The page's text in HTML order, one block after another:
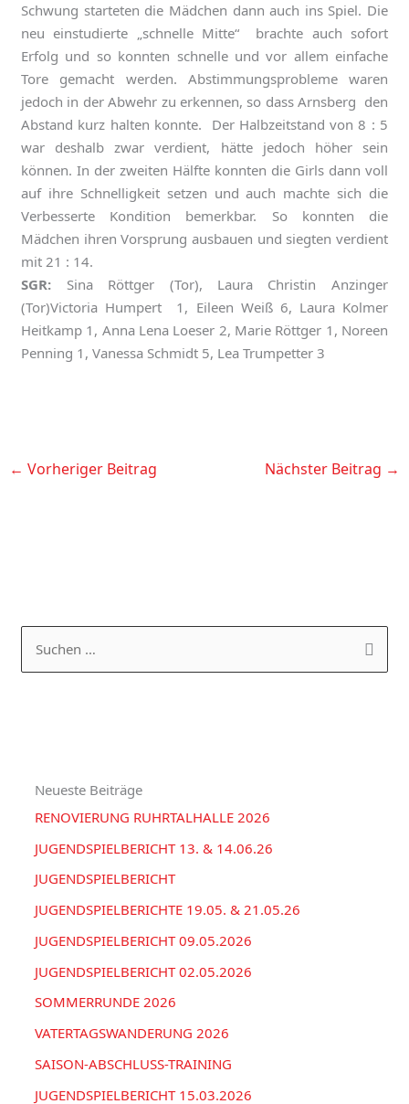
Schwung starteten die Mädchen dann auch ins Spiel. Die
neu einstudierte „schnelle Mitte“ brachte auch sofort
Erfolg und so konnten schnelle und vor allem einfache
Tore gemacht werden. Abstimmungsprobleme waren
jedoch in der Abwehr zu erkennen, so dass Arnsberg den
Abstand kurz halten konnte. Der Halbzeitstand von 8 : 5
war deshalb zwar verdient, hätte jedoch höher sein
können. In der zweiten Hälfte konnten die Girls dann voll
auf ihre Schnelligkeit setzen und auch machte sich die
Verbesserte Kondition bemerkbar. So konnten die
Mädchen ihren Vorsprung ausbauen und siegten verdient
mit 21 : 14.
SGR: Sina Röttger (Tor), Laura Christin Anzinger
(Tor)Victoria Humpert 1, Eileen Weiß 6, Laura Kolmer
Heitkamp 1, Anna Lena Loeser 2, Marie Röttger 1, Noreen
Penning 1, Vanessa Schmidt 5, Lea Trumpetter 3
← Vorheriger Beitrag Nächster Beitrag →
Neueste Beiträge
RENOVIERUNG RUHRTALHALLE 2026
JUGENDSPIELBERICHT 13. & 14.06.26
JUGENDSPIELBERICHT
JUGENDSPIELBERICHTE 19.05. & 21.05.26
JUGENDSPIELBERICHT 09.05.2026
JUGENDSPIELBERICHT 02.05.2026
SOMMERRUNDE 2026
VATERTAGSWANDERUNG 2026
SAISON-ABSCHLUSS-TRAINING
JUGENDSPIELBERICHT 15.03.2026
tC